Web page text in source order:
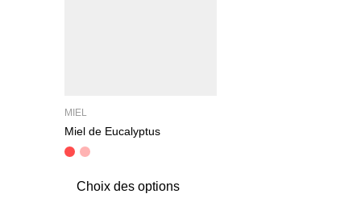
MIEL
Miel de Eucalyptus
Choix des options